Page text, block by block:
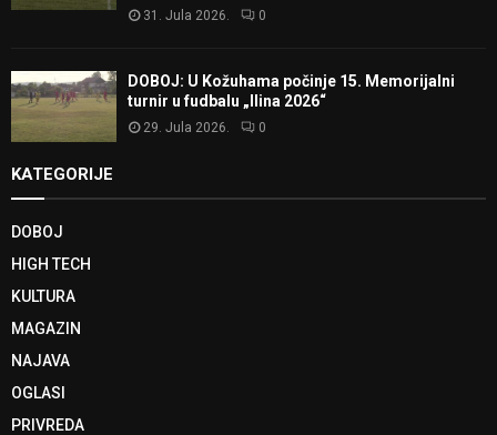
31. Jula 2026. 0
DOBOJ: U Kožuhama počinje 15. Memorijalni
turnir u fudbalu „Ilina 2026“
29. Jula 2026. 0
KATEGORIJE
DOBOJ
HIGH TECH
KULTURA
MAGAZIN
NAJAVA
OGLASI
PRIVREDA